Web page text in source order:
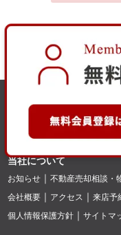
当社について
お知らせ 不動産売却相談・
会社概要
アクセス 来店予
個人情報保護方針
サイトマ